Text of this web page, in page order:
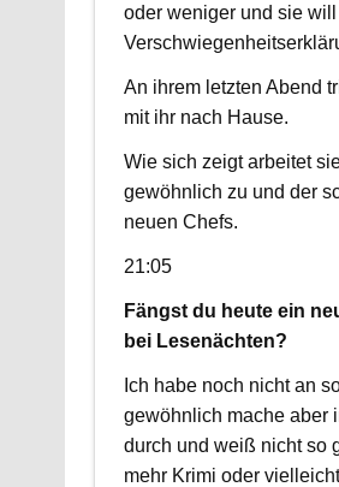
oder weniger und sie
An ihrem letzten Abend
mit ihr nach Hause.
Wie sich zeigt arbeitet
gewöhnlich zu und der
neuen Chefs.
21:05
Fängst du heute ein
bei Lesenächten?
Ich habe noch nicht an
gewöhnlich mache aber
durch und weiß nicht so
mehr Krimi oder